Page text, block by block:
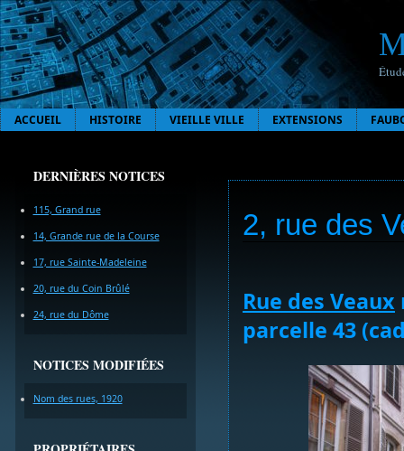
ACCUEIL HISTOIRE VIEILLE VILLE EXTENSIONS
DERNIÈRES NOTICES
115, Grand rue
14, Grande rue de la Course
17, rue Sainte-Madeleine
20, rue du Coin Brûlé
24, rue du Dôme
NOTICES MODIFIÉES
Nom des rues, 1920
2, rue des
Rue des Veaux
parcelle 43